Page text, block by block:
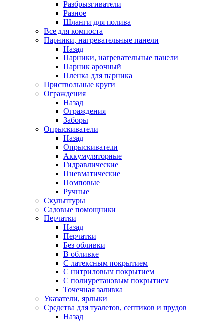
Разбрызгиватели
Разное
Шланги для полива
Все для компоста
Парники, нагревательные панели
Назад
Парники, нагревательные панели
Парник арочный
Пленка для парника
Приствольные круги
Ограждения
Назад
Ограждения
Заборы
Опрыскиватели
Назад
Опрыскиватели
Аккумуляторные
Гидравлические
Пневматические
Помповые
Ручные
Скульптуры
Садовые помощники
Перчатки
Назад
Перчатки
Без обливки
В обливке
С латексным покрытием
С нитриловым покрытием
С полиуретановым покрытием
Точечная заливка
Указатели, ярлыки
Средства для туалетов, септиков и прудов
Назад